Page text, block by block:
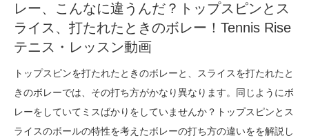
レー、こんなに違うんだ？トップスピンとス
ライス、打たれたときのボレー！Tennis Rise
テニス・レッスン動画
トップスピンを打たれたときのボレーと、スライスを打たれたと
きのボレーでは、その打ち方がかなり異なります。同じようにボ
レーをしていてミスばかりをしていませんか？トップスピンとス
ライスのボールの特性を考えたボレーの打ち方の違いをを解説し